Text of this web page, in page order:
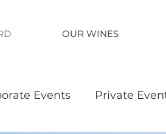
OUR WINES
Events Private